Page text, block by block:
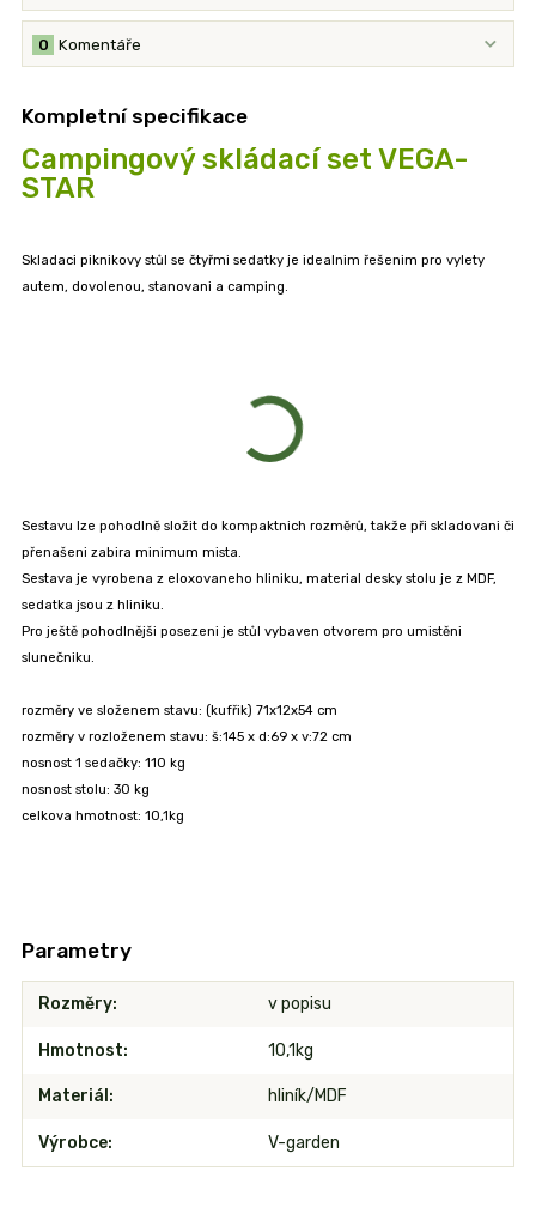
Komentáře
0
Kompletní specifikace
Campingový skládací set VEGA-
STAR
Skladaci piknikovy stůl se čtyřmi sedatky je idealnim řešenim pro vylety
autem, dovolenou, stanovani a camping.
Sestavu lze pohodlně složit do kompaktnich rozměrů, takže při skladovani či
přenašeni zabira minimum mista.
Sestava je vyrobena z eloxovaneho hliniku, material desky stolu je z MDF,
sedatka jsou z hliniku.
Pro ještě pohodlnějši posezeni je stůl vybaven otvorem pro umistěni
slunečniku.
rozměry ve složenem stavu: (kufřik) 71x12x54 cm
rozměry v rozloženem stavu: š:145 x d:69 x v:72 cm
nosnost 1 sedačky: 110 kg
nosnost stolu: 30 kg
celkova hmotnost: 10,1kg
Parametry
Rozměry v popisu
Hmotnost 10,1kg
Materiál hliník/MDF
Výrobce V-garden